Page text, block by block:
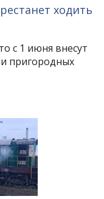
ходить
с 1 июня внесут
пригородных